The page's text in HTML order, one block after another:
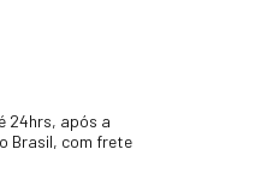
24hrs, após a
Brasil, com frete